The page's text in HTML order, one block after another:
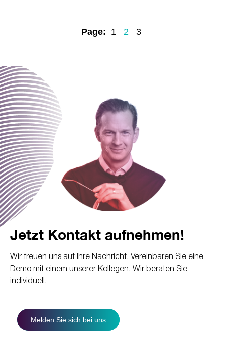
Page: 1 2 3
Jetzt Kontakt aufnehmen!
Wir freuen uns auf Ihre Nachricht. Vereinbaren Sie eine
Demo mit einem unserer Kollegen. Wir beraten Sie
individuell.
Melden Sie sich bei uns